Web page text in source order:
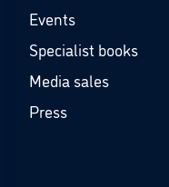
Events
Specialist books
Media sales
Press